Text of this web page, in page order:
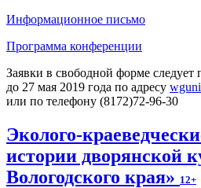
Информационное письмо
Программа конференции
Заявки в свободной форме следует
до 27 мая 2019 года по адресу
или по телефону (8172)72-96-30
Эколого-
истории дворянской
Вологодского края» 12+